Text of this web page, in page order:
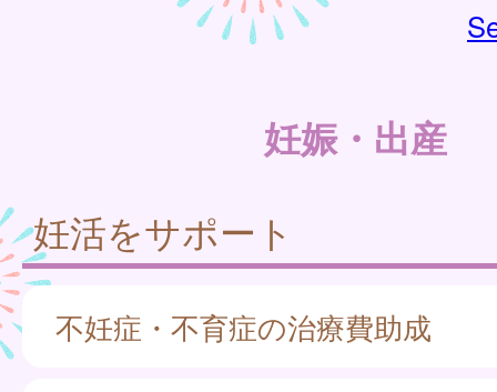
妊娠・出産
妊活をサポート
不妊症・不育症の治療費助成